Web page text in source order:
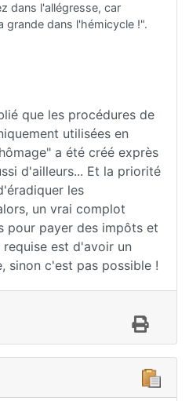
dans l'allégresse, car
grande dans l'hémicycle !".
que les procédures de
utilisées en
a été créé exprès
d'ailleurs... Et la priorité
les
un vrai complot
pour payer des impôts et
est d'avoir un
sinon c'est pas possible !